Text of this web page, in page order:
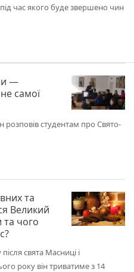
час якого буде звершено чин
—
самої
розповів студентам про Свято-
та
Великий
чого
свята Масниці і
року він триватиме з 14